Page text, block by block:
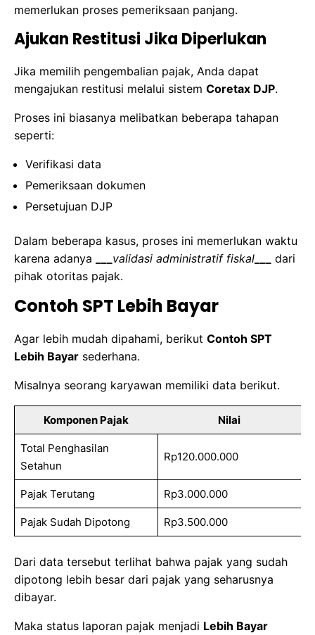
memerlukan proses pemeriksaan panjang.
Ajukan Restitusi Jika Diperlukan
Jika memilih pengembalian pajak, Anda dapat
mengajukan restitusi melalui sistem Coretax DJP.
Proses ini biasanya melibatkan beberapa tahapan
seperti:
Verifikasi data
Pemeriksaan dokumen
Persetujuan DJP
Dalam beberapa kasus, proses ini memerlukan waktu
karena adanya
validasi administratif fiskal
dari
pihak otoritas pajak.
Contoh SPT Lebih Bayar
Agar lebih mudah dipahami, berikut Contoh SPT
Lebih Bayar sederhana.
Misalnya seorang karyawan memiliki data berikut.
Komponen Pajak Nilai
Total Penghasilan
Setahun
Rp120.000.000
Pajak Terutang Rp3.000.000
Pajak Sudah Dipotong Rp3.500.000
Dari data tersebut terlihat bahwa pajak yang sudah
dipotong lebih besar dari pajak yang seharusnya
dibayar.
Maka status laporan pajak menjadi Lebih Bayar